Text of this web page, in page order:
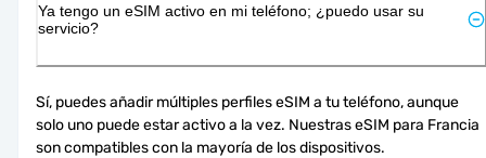
Ya tengo un eSIM activo en mi teléfono; ¿puedo usar su
servicio?
Sí, puedes añadir múltiples perfiles eSIM a tu teléfono, aunque
solo uno puede estar activo a la vez. Nuestras eSIM para Francia
son compatibles con la mayoría de los dispositivos.